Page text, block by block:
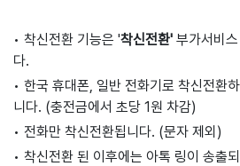
• 착신전환 기능은 '착신전환' 부가서비
다.
• 한국 휴대폰, 일반 전화기로 착신전환
니다. (충전금에서 초당 1원 차감)
• 전화만 착신전환됩니다. (문자 제외)
• 착신전환 된 이후에는 아톡 링이 송출